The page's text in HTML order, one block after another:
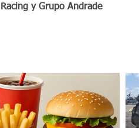
Racing y Grupo Andrade